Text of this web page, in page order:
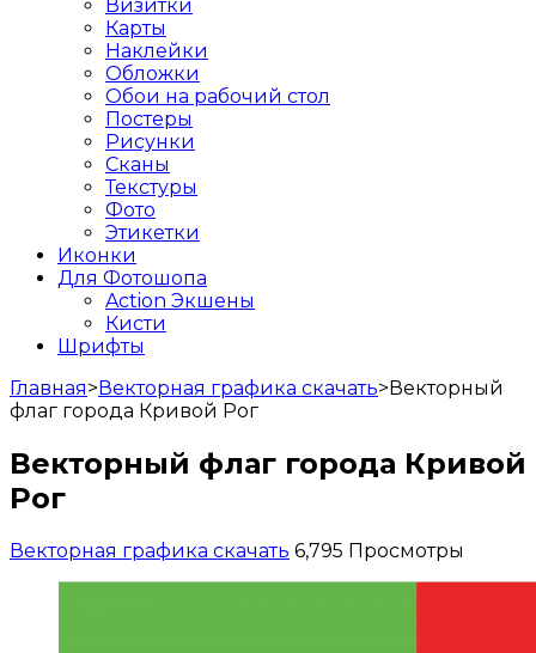
Визитки
Карты
Наклейки
Обложки
Обои на рабочий стол
Постеры
Рисунки
Сканы
Текстуры
Фото
Этикетки
Иконки
Для Фотошопа
Action Экшены
Кисти
Шрифты
Главная>Векторная графика скачать>Векторный
флаг города Кривой Рог
Векторный флаг города Кривой
Рог
Векторная графика скачать 6,795 Просмотры